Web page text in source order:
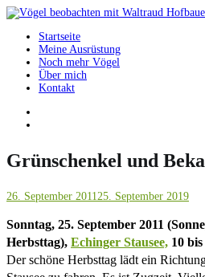
Springe
Inhalt
Vögel beobachten mit
Startseite
Meine Ausrüstung
Noch mehr Vögel
Über mich
Kontakt
Grünschenkel und
26. September 2011 25. September 2019
Sonntag, 25. September 2011
Herbsttag), Echinger Stausee, 10
Der schöne Herbsttag lädt ein